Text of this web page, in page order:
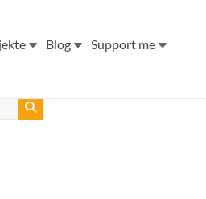
Blog Support me